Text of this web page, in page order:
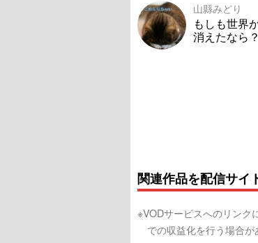
山縣みどり
もしも世界
消えたなら？
関連作品を配信サイ
※VODサービスへのリンク
での収益化を行う場合が